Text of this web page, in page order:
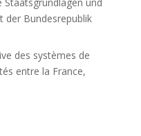
der Bundesrepublik
des systèmes de
entre la France,